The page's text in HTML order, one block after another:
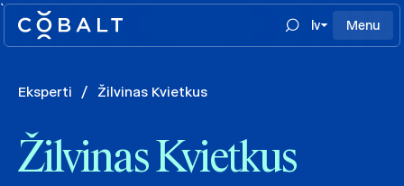
`
lv
Menu
Eksperti / Žilvinas Kvietkus
Žilvinas Kvietkus